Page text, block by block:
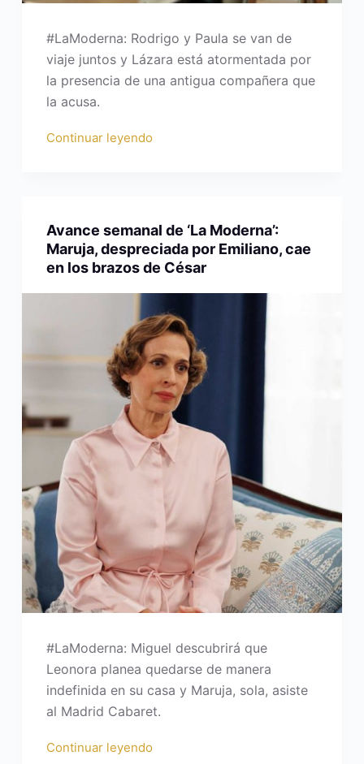
#LaModerna: Rodrigo y Paula se van de
viaje juntos y Lázara está atormentada por
la presencia de una antigua compañera que
la acusa.
Continuar leyendo
Avance semanal de ‘La Moderna’:
Maruja, despreciada por Emiliano, cae
en los brazos de César
#LaModerna: Miguel descubrirá que
Leonora planea quedarse de manera
indefinida en su casa y Maruja, sola, asiste
al Madrid Cabaret.
Continuar leyendo